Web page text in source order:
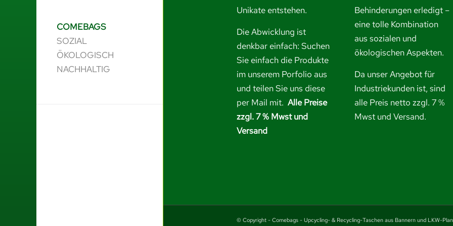
COMEBAGS
SOZIAL
ÖKOLOGISCH
NACHHALTIG
Unikate entstehen.
Die Abwicklung ist
denkbar einfach: Suchen
Sie einfach die Produkte
im unserem Porfolio aus
und teilen Sie uns diese
per Mail mit. Alle Preise
zzgl. 7 % Mwst und
Versand
Behinderungen erledigt –
eine tolle Kombination
aus sozialen und
ökologischen Aspekten.
Da unser Angebot für
Industriekunden ist, sind
alle Preis netto zzgl. 7 %
Mwst und Versand.
© Copyright - Comebags - Upcycling- & Recycling-Taschen aus Bannern und LKW-